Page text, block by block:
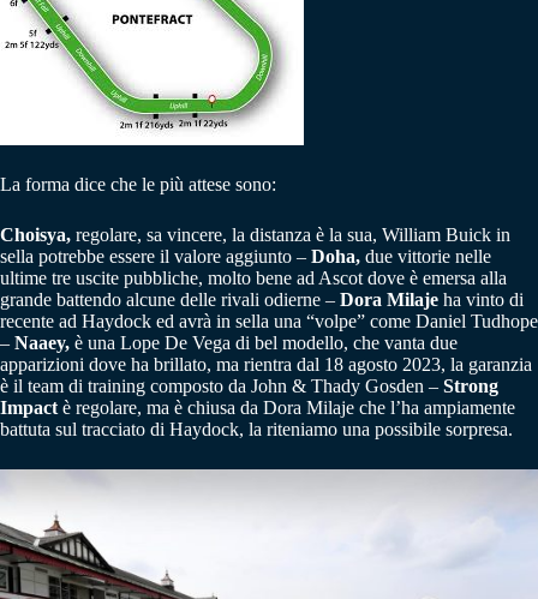
La forma dice che le più attese sono:
Choisya, regolare, sa vincere, la distanza è la sua, William Buick in
sella potrebbe essere il valore aggiunto – Doha, due vittorie nelle
ultime tre uscite pubbliche, molto bene ad Ascot dove è emersa alla
grande battendo alcune delle rivali odierne – Dora Milaje ha vinto di
recente ad Haydock ed avrà in sella una “volpe” come Daniel Tudhope
– Naaey, è una Lope De Vega di bel modello, che vanta due
apparizioni dove ha brillato, ma rientra dal 18 agosto 2023, la garanzia
è il team di training composto da John & Thady Gosden – Strong
Impactè regolare, ma è chiusa da Dora Milaje che l’ha ampiamente
battuta sul tracciato di Haydock, la riteniamo una possibile sorpresa.